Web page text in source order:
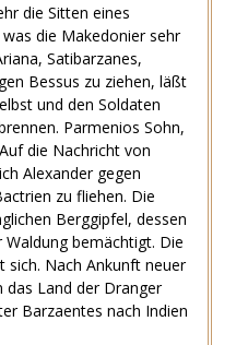
die Sitten eines
die Makedonier sehr
Satibarzanes,
Bessus zu ziehen, läßt
und den Soldaten
Parmenios Sohn,
die Nachricht von
Alexander gegen
zu fliehen. Die
Berggipfel, dessen
bemächtigt. Die
sich. Nach Ankunft neuer
das Land der Dranger
Barzaentes nach Indien